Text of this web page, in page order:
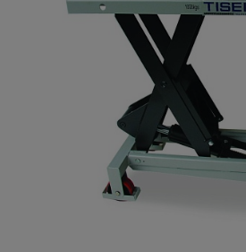
Вибротехника для
Оборудование для работы с
Оборудование для
Техника для склада
Тачки строительные и
Лестницы и стремянки
Штукатурные комплекты